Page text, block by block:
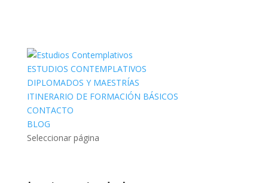
ESTUDIOS CONTEMPLATIVOS
DIPLOMADOS Y MAESTRÍAS
ITINERARIO DE FORMACIÓN BÁSICOS
CONTACTO
BLOG
Seleccionar página